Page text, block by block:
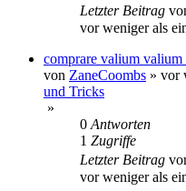
Letzter Beitrag
vor weniger als
comprare valium valium
von ZaneCoombs » vor
und Tricks
»
0 Antworten
1 Zugriffe
Letzter Beitrag
vor weniger als